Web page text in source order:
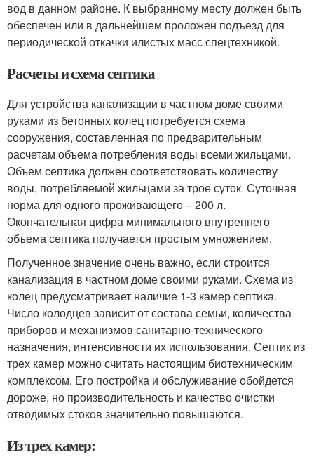
вод в данном районе. К выбранному месту должен быть
обеспечен или в дальнейшем проложен подъезд для
периодической откачки илистых масс спецтехникой.
Расчеты и схема септика
Для устройства канализации в частном доме своими
руками из бетонных колец потребуется схема
сооружения, составленная по предварительным
расчетам объема потребления воды всеми жильцами.
Объем септика должен соответствовать количеству
воды, потребляемой жильцами за трое суток. Суточная
норма для одного проживающего – 200 л.
Окончательная цифра минимального внутреннего
объема септика получается простым умножением.
Полученное значение очень важно, если строится
канализация в частном доме своими руками. Схема из
колец предусматривает наличие 1-3 камер септика.
Число колодцев зависит от состава семьи, количества
приборов и механизмов санитарно-технического
назначения, интенсивности их использования. Септик из
трех камер можно считать настоящим биотехническим
комплексом. Его постройка и обслуживание обойдется
дороже, но производительность и качество очистки
отводимых стоков значительно повышаются.
Из трех камер: